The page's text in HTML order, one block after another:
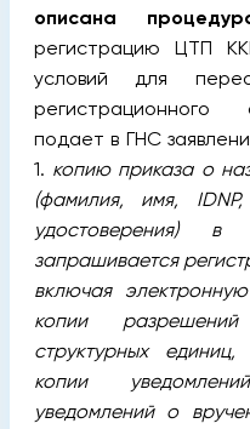
описана
регистрацию ЦТП
условий для
регистрационного
подает в ГНС
1. копию приказа о
(фамилия, имя,
удостоверения)
запрашивается
включая
копии
структурных
копии
уведомлений о